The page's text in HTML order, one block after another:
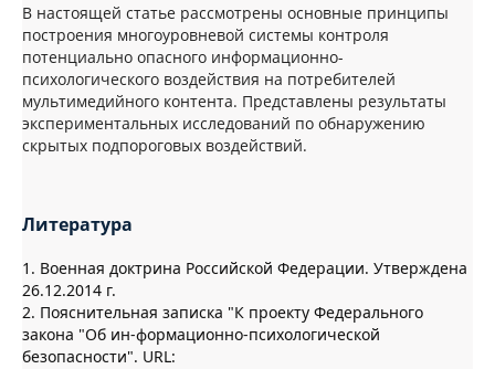
В настоящей статье рассмотрены основные принципы
построения многоуровневой системы контроля
потенциально опасного информационно-
психологического воздействия на потребителей
мультимедийного контента. Представлены результаты
экспериментальных исследований по обнаружению
скрытых подпороговых воздействий.
Литература
1. Военная доктрина Российской Федерации. Утверждена
26.12.2014 г.
2. Пояснительная записка "К проекту Федерального
закона "Об ин-формационно-психологической
безопасности". URL: